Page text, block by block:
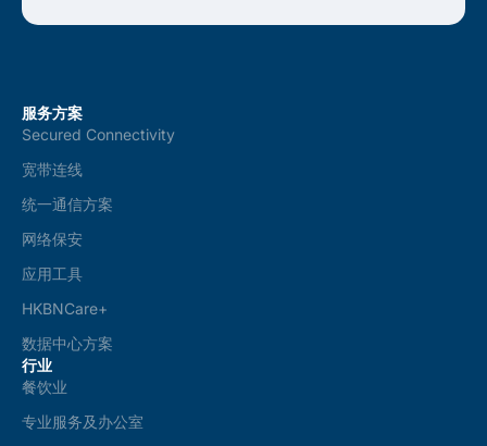
服务方案
Secured Connectivity
宽带连线
统一通信方案
网络保安
应用工具
HKBNCare+
数据中心方案
行业
餐饮业
专业服务及办公室